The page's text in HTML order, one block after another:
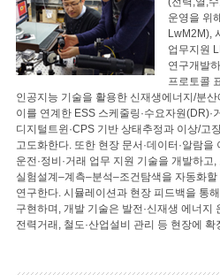
운영을 위
LwM2M),
업무지원
연구개발
프로토콜
인공지능 기술을 활용한 신재생에너지/분
이를 연계한 ESS 스케줄링·수요자원(DR)·
디지털트윈·CPS 기반 상태추정과 이상/고
고도화한다. 또한 현장 문서·데이터·알람
운전·정비·거래 업무 지원 기술을 개발하고,
실험설계–계측–분석–조건탐색을 자동화
연구한다. 시뮬레이션과 현장 피드백을 통
구현하며, 개발 기술은 발전·신재생 에너지
전력거래, 철도·산업설비 관리 등 현장에 확